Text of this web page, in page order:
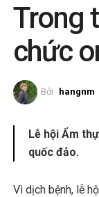
Trong
chức
Bởi hangnm
Lễ hội Ẩm
quốc đảo.
Vì dịch bệnh, lễ